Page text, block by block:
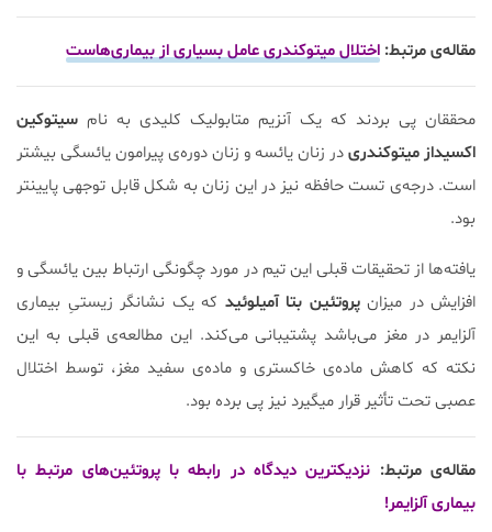
مقاله‌ی مرتبط: اختلال میتوکندری عامل بسیاری از بیماری‌هاست
محققان پی بردند که یک آنزیم متابولیک کلیدی به نام سیتوکین
اکسیداز میتوکندریدر زنان یائسه و زنان دوره‌ی پیرامون یائسگی بیشتر
است. درجه‌ی تست حافظه نیز در این زنان به شکل قابل توجهی پایین‎تر
بود.
یافته‌ها از تحقیقات قبلی این تیم در مورد چگونگی ارتباط بین یائسگی و
افزایش در میزانپروتئین بتا آمیلوئید که یک نشانگر زیستیِ بیماری
آلزایمر در مغز می‌باشد پشتیبانی می‌کند. این مطالعه‌ی قبلی به این
نکته که کاهش ماده‌ی خاکستری و ماده‌ی سفید مغز، توسط اختلال
عصبی تحت تأثیر قرار می‎گیرد نیز پی برده بود.
مقاله‌ی مرتبط: نزدیکترین دیدگاه در رابطه با پروتئین‌های مرتبط با
بیماری آلزایمر!